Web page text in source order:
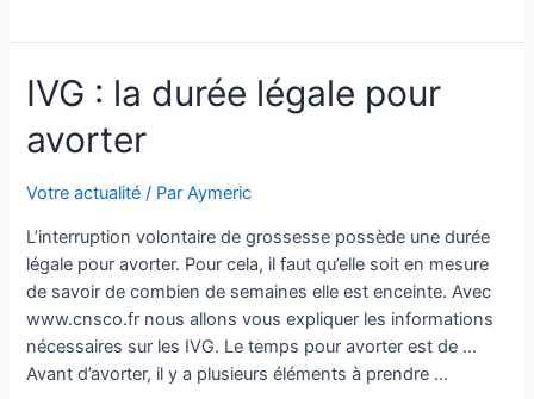
IVG : la durée légale pour
avorter
Votre actualité / ParAymeric
L’interruption volontaire de grossesse possède une durée
légale pour avorter. Pour cela, il faut qu’elle soit en mesure
de savoir de combien de semaines elle est enceinte. Avec
www.cnsco.fr nous allons vous expliquer les informations
nécessaires sur les IVG. Le temps pour avorter est de …
Avant d’avorter, il y a plusieurs éléments à prendre …